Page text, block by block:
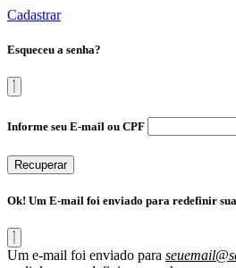
Cadastrar
Esqueceu a senha?
Informe seu E-mail ou CPF
Recuperar
Ok! Um E-mail foi enviado para redefinir sua
Um e-mail foi enviado para